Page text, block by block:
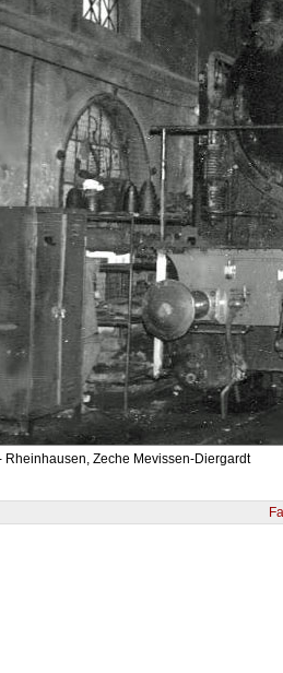
Rheinhausen, Zeche Mevissen-Diergardt